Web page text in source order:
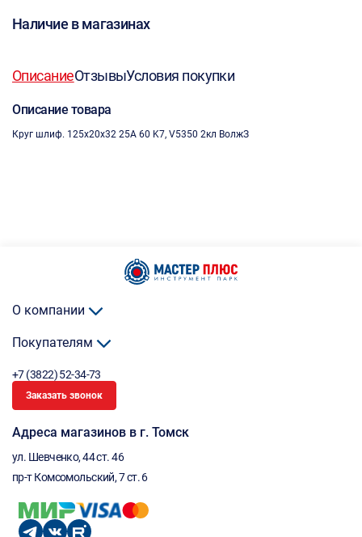
Наличие в магазинах
ОписаниеОтзывыУсловия покупки
Описание товара
Круг шлиф. 125х20х32 25A 60 K7, V5350 2кл ВолжЗ
О компании
Покупателям
+7 (3822) 52-34-73
Заказать звонок
Адреса магазинов в г. Томск
ул. Шевченко, 44 ст. 46
пр-т Комсомольский, 7 ст. 6